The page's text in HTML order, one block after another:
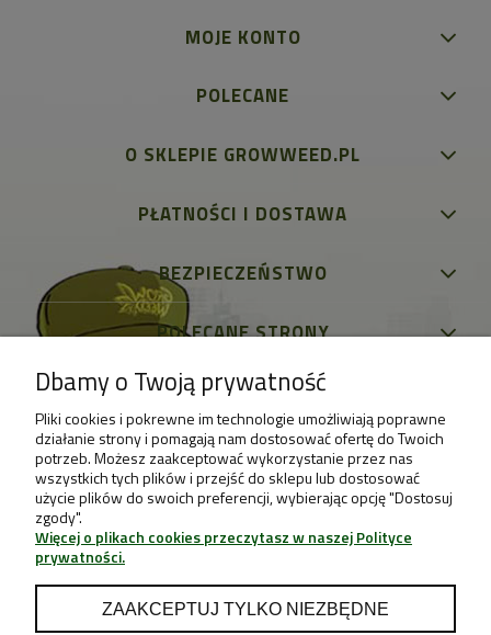
MOJE KONTO
POLECANE
O SKLEPIE GROWWEED.PL
PŁATNOŚCI I DOSTAWA
BEZPIECZEŃSTWO
POLECANE STRONY
Dbamy o Twoją prywatność
Pliki cookies i pokrewne im technologie umożliwiają poprawne
działanie strony i pomagają nam dostosować ofertę do Twoich
potrzeb. Możesz zaakceptować wykorzystanie przez nas
wszystkich tych plików i przejść do sklepu lub dostosować
użycie plików do swoich preferencji, wybierając opcję "Dostosuj
zgody".
Więcej o plikach cookies przeczytasz w naszej Polityce
prywatności.
ZAAKCEPTUJ TYLKO NIEZBĘDNE